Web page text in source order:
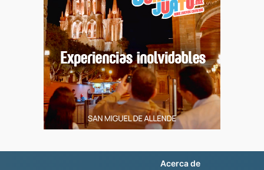
Acerca de